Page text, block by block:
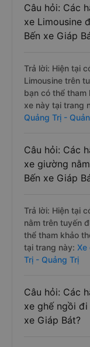
Câu hỏi: Các
xe Limousine
Bến xe Giáp
Trả lời: Hiện tại
Limousine trên
bạn có thể tham
xe này tại trang
Quảng Trị -
Câu hỏi: Các
xe giường
Bến xe Giáp
Trả lời: Hiện tại
nằm trên tuyến
thể tham khảo
tại trang này: Xe
Trị - Quảng Trị
Câu hỏi: Các
xe ghế ngồi đi
xe Giáp Bát?